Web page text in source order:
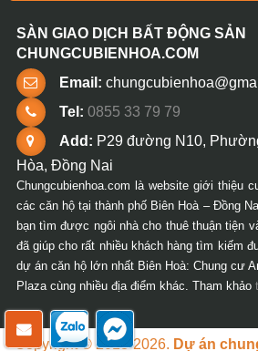
SÀN GIAO DỊCH BẤT ĐỘNG SẢN
CHUNGCUBIENHOA.COM
Email:
Tel: 0855 33 79 79
Add: P29 đường N10,
Hòa, Đồng Nai
Chungcubienhoa.com là website giới thiệu
các căn hộ tại thành phố Biên Hoà – Đồng
bạn tìm được ngôi nhà cho thuê thuận tiện
đã giúp cho rất nhiều khách hàng tìm kiếm
dự án căn hộ lớn nhất Biên Hoà: Chung cư
Plaza cùng nhiều địa điểm khác. Tham khảo
Copyright © 2018-2026. Dự án